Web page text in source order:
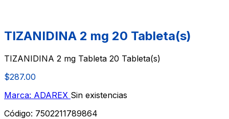
TIZANIDINA 2 mg 20 Tableta(s)
TIZANIDINA 2 mg Tableta 20 Tableta(s)
$287.00
Marca: ADAREX Sin existencias
Código: 7502211789864